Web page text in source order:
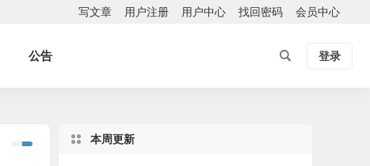
写文章 用户注册 用户中心 找回密码 会员中心
公告 登录
本周更新